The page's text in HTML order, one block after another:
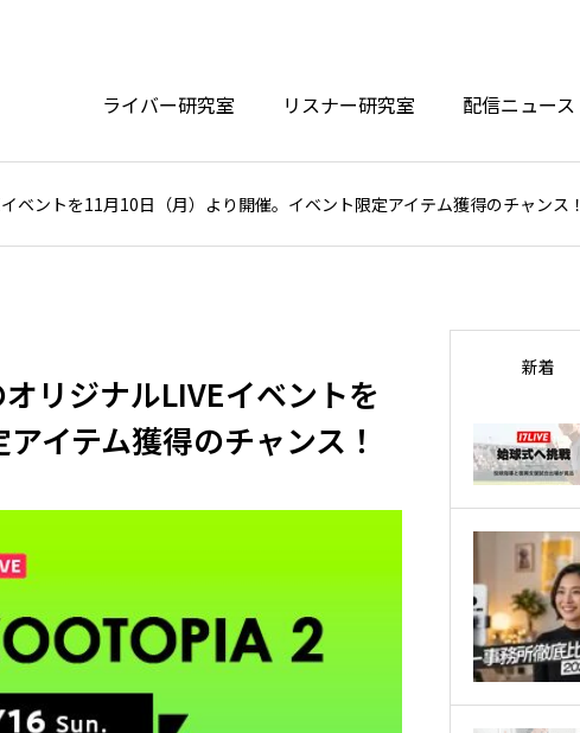
ライバー研究室 リスナー研究室 配信ニュース
ベントを11月10日（月）より開催。イベント限定アイテム獲得のチャンス！
リジナルLIVEイベントを
イテム獲得のチャンス！
新着